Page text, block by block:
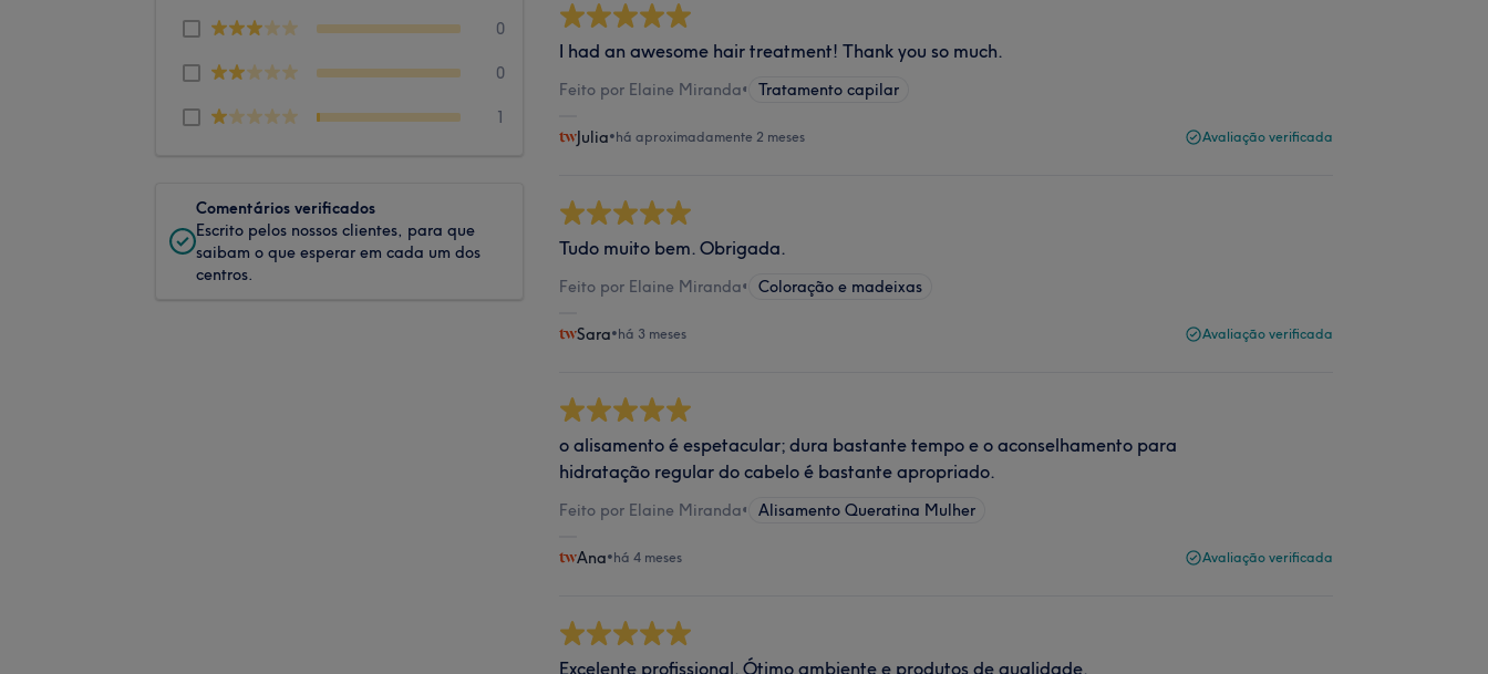
0
0
1
Comentários verificados
Escrito pelos nossos clientes, para que
saibam o que esperar em cada um dos
centros.
I had an awesome hair treatment! Thank you so much.
Feito por Elaine Miranda• Tratamento capilar
Julia•há aproximadamente 2 meses Avaliação verificada
Tudo muito bem. Obrigada.
Feito por Elaine Miranda• Coloração e madeixas
Sara•há 3 meses Avaliação verificada
o alisamento é espetacular; dura bastante tempo e o aconselhamento para
hidratação regular do cabelo é bastante apropriado.
Feito por Elaine Miranda• Alisamento Queratina Mulher
Ana•há 4 meses Avaliação verificada
Excelente profissional. Ótimo ambiente e produtos de qualidade.